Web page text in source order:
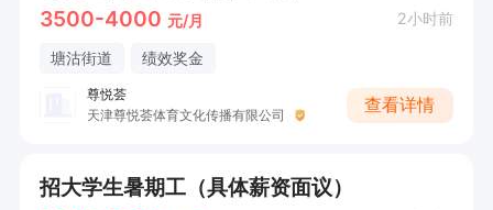
3500-4000 元/月 2小时前
塘沽街道 绩效奖金
尊悦荟
天津尊悦荟体育文化传播有限公司
查看详情
招大学生暑期工（具体薪资面议）